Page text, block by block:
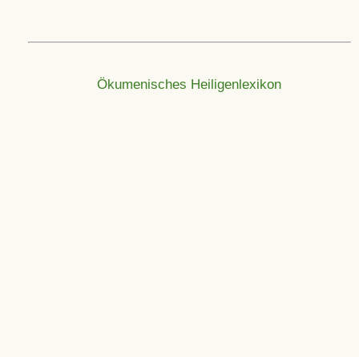
Ökumenisches Heiligenlexikon